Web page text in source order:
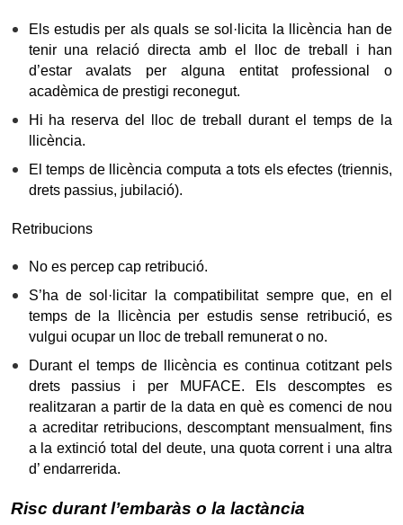
Els estudis per als quals se sol·licita la llicència han de
tenir una relació directa amb el lloc de treball i han
d’estar avalats per alguna entitat professional o
acadèmica de prestigi reconegut.
Hi ha reserva del lloc de treball durant el temps de la
llicència.
El temps de llicència computa a tots els efectes (triennis,
drets passius, jubilació).
Retribucions
No es percep cap retribució.
S’ha de sol·licitar la compatibilitat sempre que, en el
temps de la llicència per estudis sense retribució, es
vulgui ocupar un lloc de treball remunerat o no.
Durant el temps de llicència es continua cotitzant pels
drets passius i per MUFACE. Els descomptes es
realitzaran a partir de la data en què es comenci de nou
a acreditar retribucions, descomptant mensualment, fins
a la extinció total del deute, una quota corrent i una altra
d’ endarrerida.
Risc durant l’embaràs o la lactància